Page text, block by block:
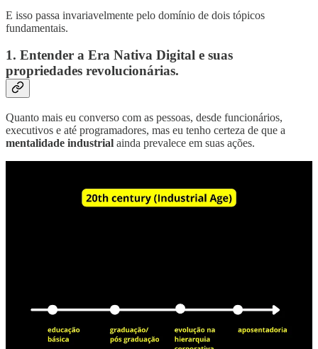
E isso passa invariavelmente pelo domínio de dois tópicos
fundamentais.
1. Entender a Era Nativa Digital e suas
propriedades revolucionárias.
Quanto mais eu converso com as pessoas, desde funcionários,
executivos e até programadores, mas eu tenho certeza de que a
mentalidade industrial ainda prevalece em suas ações.
Porque, sim, é incrivelmente
difícil substituir premissas
enraizadas por novos fundamentos
, durante a vida adulta. Fazer o
que se fomos a geração escolhida pra isso. 😅